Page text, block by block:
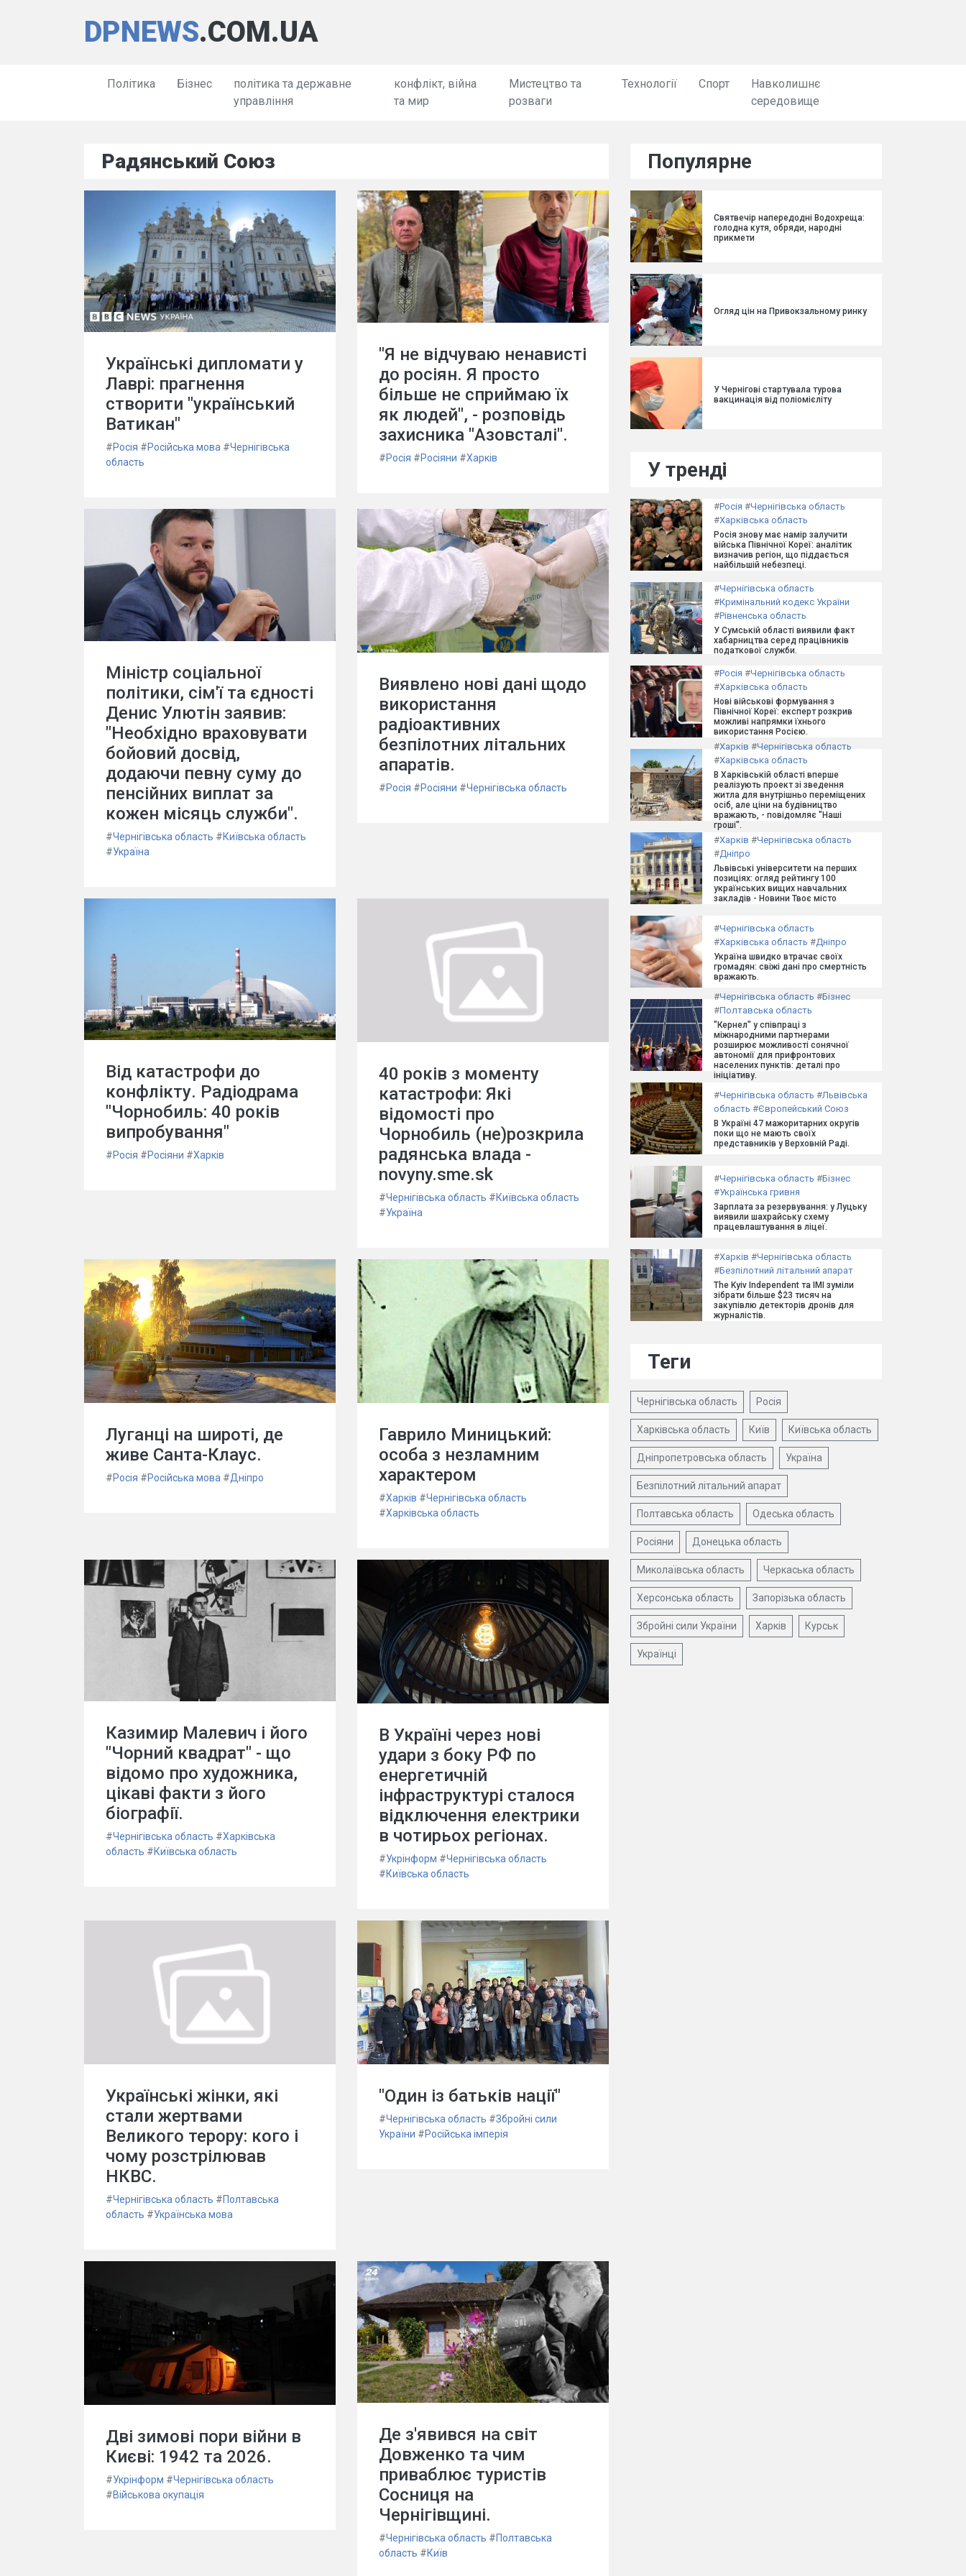
DPNEWS.COM.UA
Політика Бізнес
політика та державне
управління
конфлікт, війна
та мир
Мистецтво та
розваги
Технології Спорт
Навколишнє
середовище
Радянський Союз
Українські дипломати у
Лаврі: прагнення
створити "український
Ватикан"
#Росія #Російська мова #Чернігівська
область
"Я не відчуваю ненависті
до росіян. Я просто
більше не сприймаю їх
як людей", - розповідь
захисника "Азовсталі".
#Росія #Росіяни #Харків
Міністр соціальної
політики, сім'ї та єдності
Денис Улютін заявив:
"Необхідно враховувати
бойовий досвід,
додаючи певну суму до
пенсійних виплат за
кожен місяць служби".
#Чернігівська область #Київська область
#Україна
Виявлено нові дані щодо
використання
радіоактивних
безпілотних літальних
апаратів.
#Росія #Росіяни #Чернігівська область
Від катастрофи до
конфлікту. Радіодрама
"Чорнобиль: 40 років
випробування"
#Росія #Росіяни #Харків
40 років з моменту
катастрофи: Які
відомості про
Чорнобиль (не)розкрила
радянська влада -
novyny.sme.sk
#Чернігівська область #Київська область
#Україна
Луганці на широті, де
живе Санта-Клаус.
#Росія #Російська мова #Дніпро
Гаврило Миницький:
особа з незламним
характером
#Харків #Чернігівська область
#Харківська область
Казимир Малевич і його
"Чорний квадрат" - що
відомо про художника,
цікаві факти з його
біографії.
#Чернігівська область #Харківська
область #Київська область
В Україні через нові
удари з боку РФ по
енергетичній
інфраструктурі сталося
відключення електрики
в чотирьох регіонах.
#Укрінформ #Чернігівська область
#Київська область
Українські жінки, які
стали жертвами
Великого терору: кого і
чому розстрілював
НКВС.
#Чернігівська область #Полтавська
область #Українська мова
"Один із батьків нації"
#Чернігівська область #Збройні сили
України #Російська імперія
Дві зимові пори війни в
Києві: 1942 та 2026.
#Укрінформ #Чернігівська область
#Військова окупація
Де з'явився на світ
Довженко та чим
приваблює туристів
Сосниця на
Чернігівщині.
#Чернігівська область #Полтавська
область #Київ
Популярне
Святвечір напередодні Водохреща:
голодна кутя, обряди, народні
прикмети
Огляд цін на Привокзальному ринку
У Чернігові стартувала турова
вакцинація від поліомієліту
У тренді
#Росія #Чернігівська область
#Харківська область
Росія знову має намір залучити
війська Північної Кореї: аналітик
визначив регіон, що піддається
найбільшій небезпеці.
#Чернігівська область
#Кримінальний кодекс України
#Рівненська область
У Сумській області виявили факт
хабарництва серед працівників
податкової служби.
#Росія #Чернігівська область
#Харківська область
Нові військові формування з
Північної Кореї: експерт розкрив
можливі напрямки їхнього
використання Росією.
#Харків #Чернігівська область
#Харківська область
В Харківській області вперше
реалізують проект зі зведення
житла для внутрішньо переміщених
осіб, але ціни на будівництво
вражають, - повідомляє "Наші
гроші".
#Харків #Чернігівська область
#Дніпро
Львівські університети на перших
позиціях: огляд рейтингу 100
українських вищих навчальних
закладів - Новини Твоє місто
#Чернігівська область
#Харківська область #Дніпро
Україна швидко втрачає своїх
громадян: свіжі дані про смертність
вражають.
#Чернігівська область #Бізнес
#Полтавська область
"Кернел" у співпраці з
міжнародними партнерами
розширює можливості сонячної
автономії для прифронтових
населених пунктів: деталі про
ініціативу.
#Чернігівська область #Львівська
область #Європейський Союз
В Україні 47 мажоритарних округів
поки що не мають своїх
представників у Верховній Раді.
#Чернігівська область #Бізнес
#Українська гривня
Зарплата за резервування: у Луцьку
виявили шахрайську схему
працевлаштування в ліцеї.
#Харків #Чернігівська область
#Безпілотний літальний апарат
The Kyiv Independent та ІМІ зуміли
зібрати більше $23 тисяч на
закупівлю детекторів дронів для
журналістів.
Теги
Чернігівська область Росія
Харківська область Київ Київська область
Дніпропетровська область Україна
Безпілотний літальний апарат
Полтавська область Одеська область
Росіяни Донецька область
Миколаївська область Черкаська область
Херсонська область Запорізька область
Збройні сили України Харків Курськ
Українці